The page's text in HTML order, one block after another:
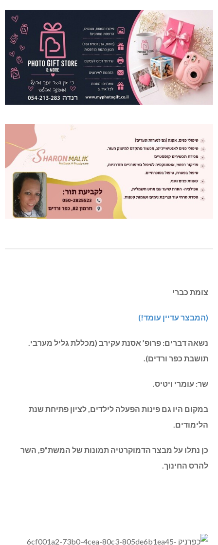
צומת כברי
(המבצר עדיין עומד!)
נשאה דברים: פרופ’ אסנת עקירב (מכללת גליל מערבי.
תושבת כפר ורדים).
שר: עומרי ויטיס.
במקום היו גם פינות הפעלה לילדים, לציון פתיחת שנת
הלימודים.
כן נתלו על מבצר הדמוקרטיה תמונות של המשת”פ, השר
להרס החינוך.